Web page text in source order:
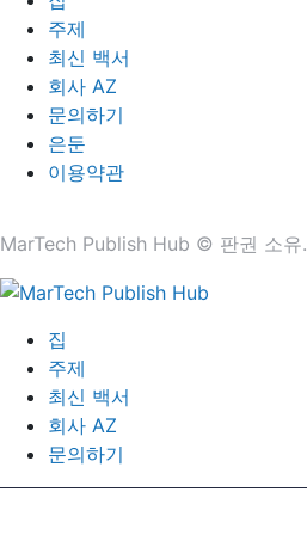
주제
최신 백서
회사 AZ
문의하기
은둔
이용약관
MarTech Publish Hub © 판권 소유.
집
주제
최신 백서
회사 AZ
문의하기